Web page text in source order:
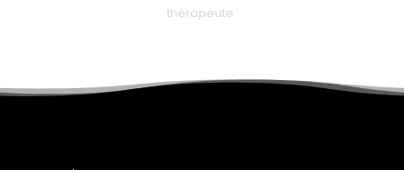
thérapeute.